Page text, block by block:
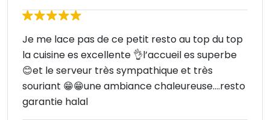
Je me lace pas de ce petit resto au top du top
la cuisine es excellente 👌l’accueil es superbe
😊et le serveur très sympathique et très
souriant 😁😁une ambiance chaleureuse….resto
garantie halal